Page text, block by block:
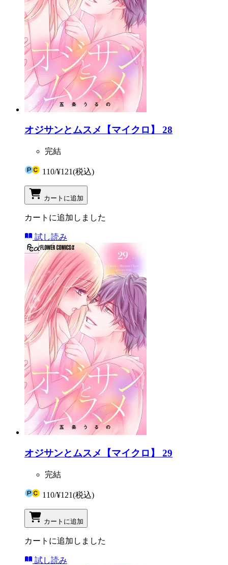
オジサンとムスメ【マイクロ】 28
完結
110/¥121(税込)
カートに追加
カートに追加しました
試し読み
オジサンとムスメ【マイクロ】 29
完結
110/¥121(税込)
カートに追加
カートに追加しました
試し読み